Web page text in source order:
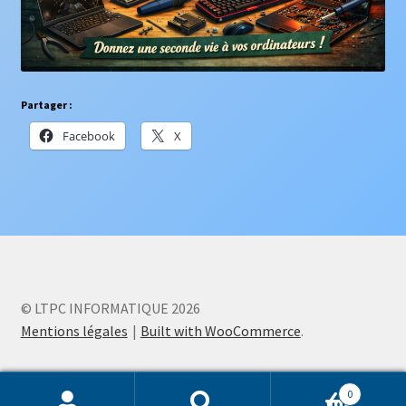
Partager :
Facebook X
© LTPC INFORMATIQUE 2026
Mentions légales
Built with WooCommerce.
0